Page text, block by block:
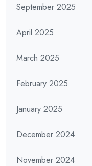
September 2025
April 2025
March 2025
February 2025
January 2025
December 2024
November 2024